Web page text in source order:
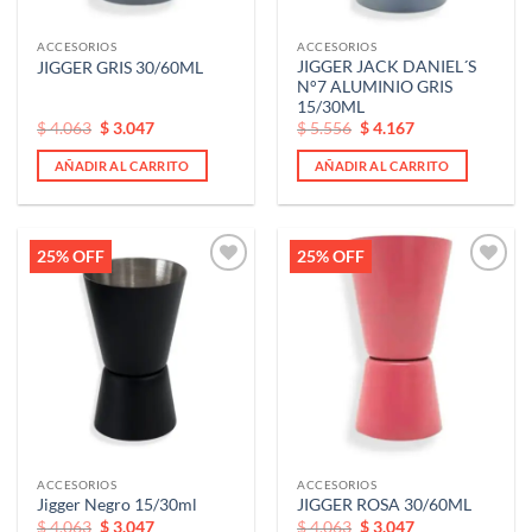
ACCESORIOS
JIGGER GRIS 30/60ML
El
precio
original
era:
$4.063 El
actual
es:
$3.047
AÑADIR AL CARRITO
ACCESORIOS
JIGGER JACK DANIEL´S
N°7 ALUMINIO GRIS
15/30ML
El
precio
original
era:
$5.556 El
actual
es:
$4.167
AÑADIR AL CARRITO
25% OFF
ACCESORIOS
Jigger Negro 15/30ml
El
$4.063 El
$3.047
25% OFF
ACCESORIOS
JIGGER ROSA 30/60ML
El
$4.063 El
$3.047